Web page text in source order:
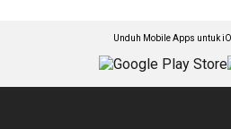
Unduh Mobile Apps untuk